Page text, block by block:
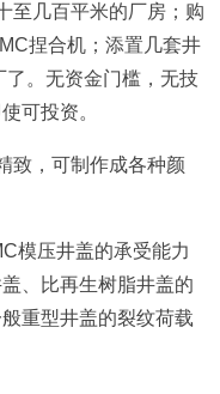
至几百平米的厂房；购
捏合机；添置几套井
。无资金门槛，无技
可投资。
致，可制作成各种颜
模压井盖的承受能力
、比再生树脂井盖的
重型井盖的裂纹荷载